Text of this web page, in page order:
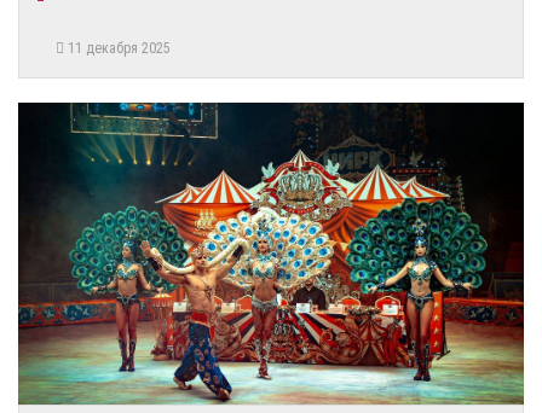
11 декабря 2025